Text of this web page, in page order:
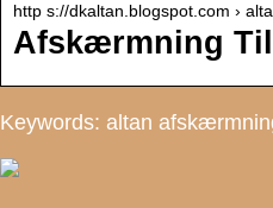
http s://dkaltan.blogspot.com ›
Afskærmning Til
Keywords: altan